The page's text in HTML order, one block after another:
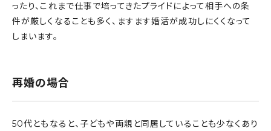
ったり、これまで仕事で培ってきたプライドによって相手への条
件が厳しくなることも多く、ますます婚活が成功しにくくなって
しまいます。
再婚の場合
50代ともなると、子どもや両親と同居していることも少なくあり